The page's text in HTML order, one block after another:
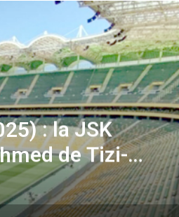
CAN – 2023 des
« Verts »